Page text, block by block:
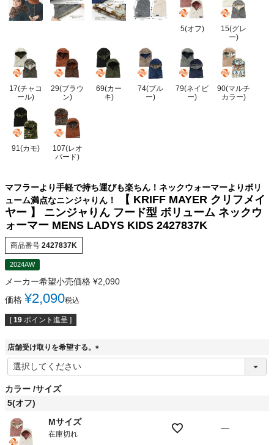
5(オフ)
15(グレ
ー)
17(チャコ
ール)
29(ブラウ
ン)
69(カー
キ)
74(ブル
ー)
79(ネイビ
ー)
90(マルチ
カラー)
91(カモ)
107(レオ
パード)
マフラーより手軽で持ち運びも楽ちん！ネックウォーマーよりボリ
ューム満点なニンジャりん！
【 KRIFF MAYER クリフメイ
ヤー 】 ニンジャりん フード型 ボリューム ネックウ
ォーマー MENS LADYS KIDS 2427837K
商品番号 2427837K
2024AW
メーカー希望小売価格 ¥2,090
価格 ¥2,090税込
[ 19 ポイント進呈 ]
店舗受け取りを希望する。
(
カラー サイズ
5(オフ)
Mサイズ
在庫切れ
—